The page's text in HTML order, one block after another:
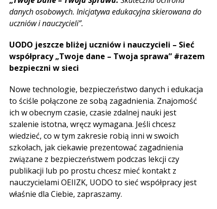
danych osobowych. Inicjatywa edukacyjna skierowana do
uczniów i nauczycieli”.
UODO jeszcze bliżej uczniów i nauczycieli – Sieć
współpracy „Twoje dane – Twoja sprawa” #razem
bezpieczni w sieci
Nowe technologie, bezpieczeństwo danych i edukacja
to ściśle połączone ze sobą zagadnienia. Znajomość
ich w obecnym czasie, czasie zdalnej nauki jest
szalenie istotna, wręcz wymagana. Jeśli chcesz
wiedzieć, co w tym zakresie robią inni w swoich
szkołach, jak ciekawie prezentować zagadnienia
związane z bezpieczeństwem podczas lekcji czy
publikacji lub po prostu chcesz mieć kontakt z
nauczycielami OEIIZK, UODO to sieć współpracy jest
właśnie dla Ciebie, zapraszamy.